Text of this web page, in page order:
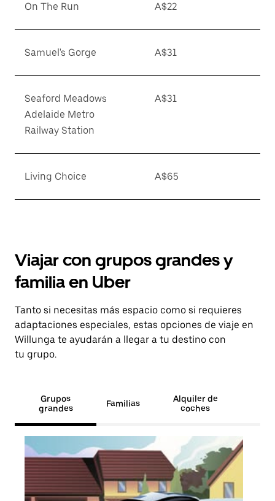
On The Run A$22
Samuel's Gorge A$31
Seaford Meadows
Adelaide Metro
Railway Station
A$31
Living Choice A$65
Viajar con grupos grandes y
familia en Uber
Tanto si necesitas más espacio como si requieres
adaptaciones especiales, estas opciones de viaje en
Willunga te ayudarán a llegar a tu destino con
tu grupo.
Grupos
grandes
Familias
Alquiler de
coches